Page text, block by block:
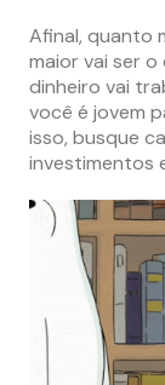
Afinal, quanto
maior vai ser
dinheiro vai
você é jovem
isso, busque
investimentos